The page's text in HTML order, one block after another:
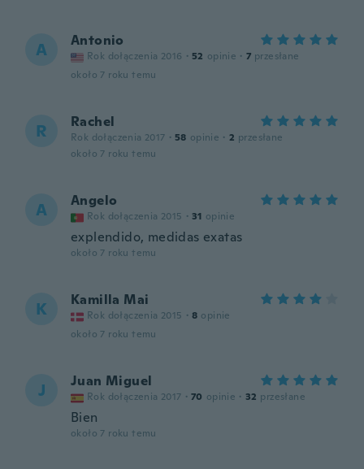
A Antonio
Rok dołączenia 2016 · 52 opinie · 7 przesłane
około 7 roku temu
R Rachel
Rok dołączenia 2017 · 58 opinie · 2 przesłane
około 7 roku temu
A Angelo
Rok dołączenia 2015 · 31 opinie
explendido, medidas exatas
około 7 roku temu
K Kamilla Mai
Rok dołączenia 2015 · 8 opinie
około 7 roku temu
J Juan Miguel
Rok dołączenia 2017 · 70 opinie · 32 przesłane
Bien
około 7 roku temu